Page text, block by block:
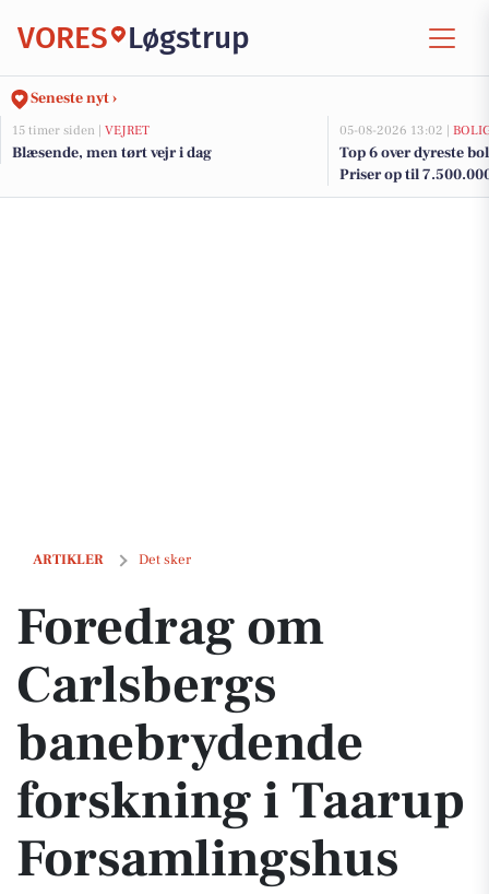
VORES Løgstrup
Seneste nyt ›
15 timer siden | VEJRET
Blæsende, men tørt vejr i dag
05-08-2026 13:02 |
Top 6 over dyreste
Priser op til
ARTIKLER Det sker
Foredrag om Carlsbergs banebrydende forskning i Taarup
Foredrag om
Carlsbergs
banebrydende
forskning i Taarup
Forsamlingshus